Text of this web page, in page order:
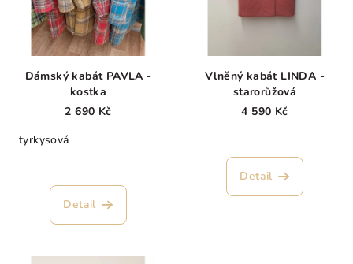
Dámský kabát PAVLA -
kostka
2 690 Kč
tyrkysová
Detail
Vlněný kabát LINDA -
starorůžová
4 590 Kč
Detail